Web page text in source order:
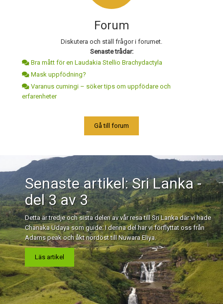
Forum
Diskutera och ställ frågor i forumet.
Senaste trådar:
Bra mått för en Laudakia Stellio Brachydactyla
Mask uppfödning?
Varanus cumingi – söker tips om uppfödare och
erfarenheter
Gå till forum
Senaste artikel: Sri Lanka -
del 3 av 3
Detta är tredje och sista delen av vår resa till Sri Lanka där vi hade
Chanaka Udaya som guide. I denna del har vi förflyttat oss från
Adams peak och åkt nordöst till Nuwara Eliya.
Läs artikel